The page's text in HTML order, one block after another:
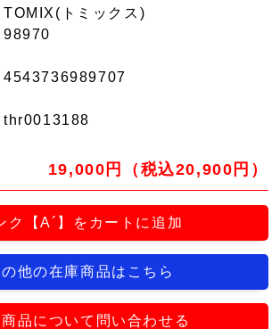
TOMIX(トミックス)
98970
4543736989707
thr0013188
19,000円（税込20,900円）
ク【A´】をカートに追加
他の在庫商品はこちら
商品について問い合わせる